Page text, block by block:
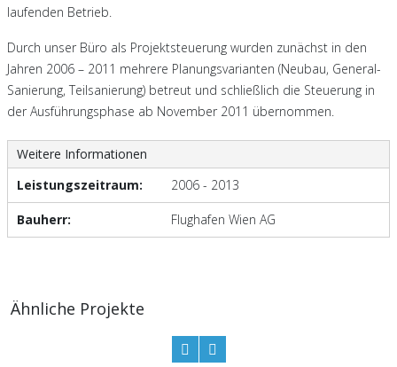
laufenden Betrieb.
Durch unser Büro als Projektsteuerung wurden zunächst in den
Jahren 2006 – 2011 mehrere Planungsvarianten (Neubau, General-
Sanierung, Teilsanierung) betreut und schließlich die Steuerung in
der Ausführungsphase ab November 2011 übernommen.
Weitere Informationen
Leistungszeitraum:
2006 - 2013
Bauherr: Flughafen Wien AG
Ähnliche Projekte